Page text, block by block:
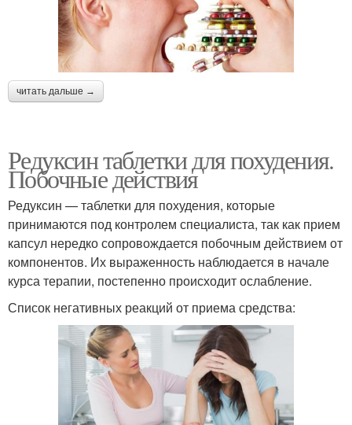
читать дальше →
Редуксин таблетки для похудения.
Побочные действия
Редуксин — таблетки для похудения, которые
принимаются под контролем специалиста, так как прием
капсул нередко сопровождается побочным действием от
компонентов. Их выраженность наблюдается в начале
курса терапии, постепенно происходит ослабление.
Список негативных реакций от приема средства: